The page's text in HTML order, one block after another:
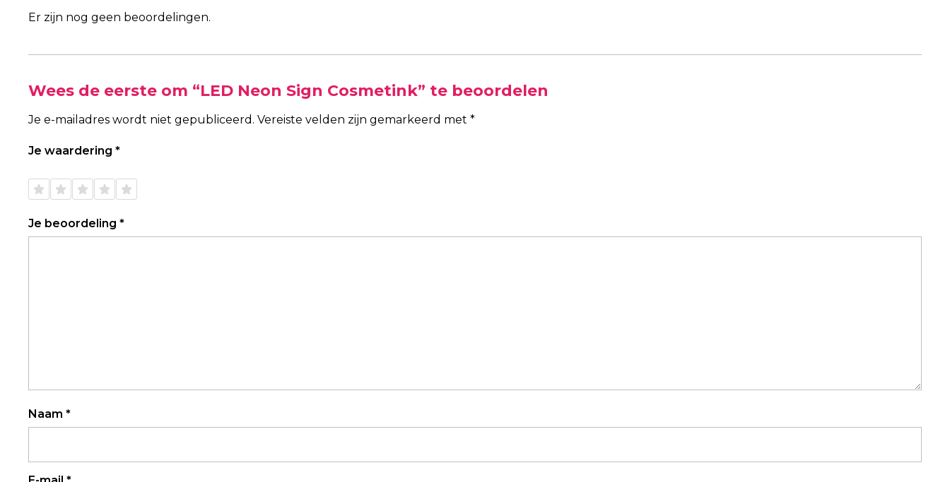
Er zijn nog geen beoordelingen.
Wees de eerste om “LED Neon Sign Cosmetink” te beoordelen
Je e-mailadres wordt niet gepubliceerd. Vereiste velden zijn gemarkeerd met *
Je waardering *
de 5
de 5
de 5
de 5
de 5
Je beoordeling *
Naam *